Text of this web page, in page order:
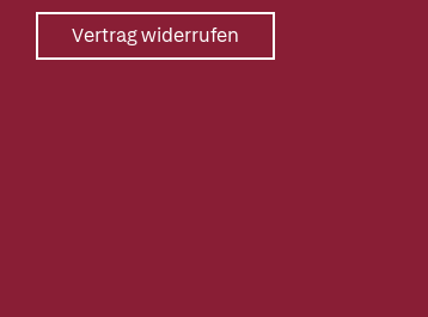
Vertrag widerrufen